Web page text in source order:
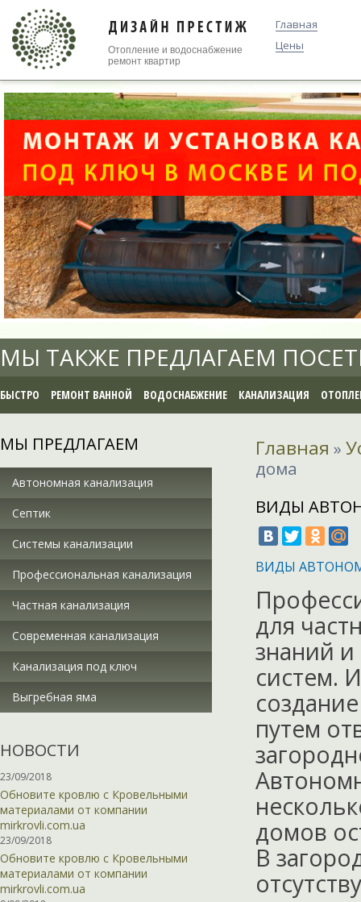
Отопление и водоснабжение
ремонт квартир
Главная
Цены
МЫ ТАКЖЕ ПРЕДЛАГАЕМ
БЫСТРО РЕМОНТ ВАННОЙ ВОДОСНАБЖЕНИЕ КАНАЛИЗАЦИЯ
МЫ ПРЕДЛАГАЕМ
Автономная канализация
Септик
Системы канализации
Профессиональная канализация
Частная канализация
Современная канализация
Канализация под ключ
Выгребная яма
НОВОСТИ
23/09/2018
Обновите кровлю с Кровельными
материалами от компании
mirkrovli.com.ua
23/09/2018
Обновите кровлю с Кровельными
материалами от компании
mirkrovli.com.ua
Главная »
дома
ВИДЫ
ВИДЫ
для
знаний
систем.
путем
домов
В